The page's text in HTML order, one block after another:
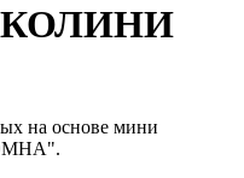
на основе мини